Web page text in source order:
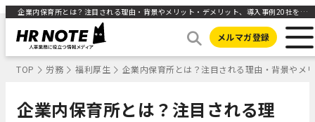
企業内保育所とは？注目される理由・背景やメリット・デメリット、導入事例20社を紹介 ｜ HR NOTE
メルマガ登録
TOP 労務 福利厚生 企業内保育所とは？注目される理由・背景やメ
企業内保育所とは？注目される理